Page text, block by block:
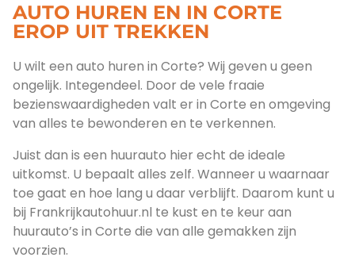
AUTO HUREN EN IN CORTE
EROP UIT TREKKEN
U wilt een auto huren in Corte? Wij geven u geen
ongelijk. Integendeel. Door de vele fraaie
bezienswaardigheden valt er in Corte en omgeving
van alles te bewonderen en te verkennen.
Juist dan is een huurauto hier echt de ideale
uitkomst. U bepaalt alles zelf. Wanneer u waarnaar
toe gaat en hoe lang u daar verblijft. Daarom kunt u
bij Frankrijkautohuur.nl te kust en te keur aan
huurauto’s in Corte die van alle gemakken zijn
voorzien.